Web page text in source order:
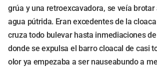
grúa y una retroexcavadora, se veía
agua pútrida. Eran excedentes de la
cruza todo bulevar hasta inmediaciones
donde se expulsa el barro cloacal de casi
olor ya empezaba a ser nauseabundo a